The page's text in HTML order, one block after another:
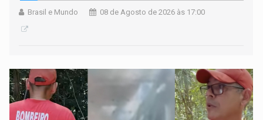
Brasil e Mundo 08 de Agosto de 2026 às 17:00